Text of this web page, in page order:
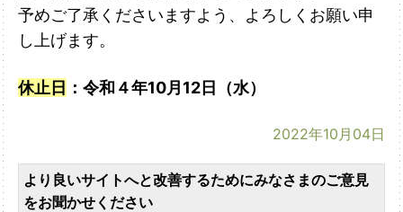
予めご了承くださいますよう、よろしくお願い申
し上げます。
休止日 ：令和４年10月12日（水）
2022年10月04日
より良いサイトへと改善するためにみなさまのご意見
をお聞かせください